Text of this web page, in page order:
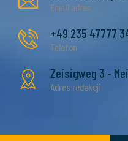
Email adres
+49 235 47777
Telefon
Zeisigweg 3 -
Adres redakcji